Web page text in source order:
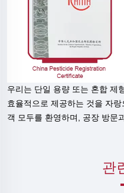
우리는 단일 용량 또는 혼합 제
효율적으로 제공하는 것을 자
객 모두를 환영하며, 공장 방문
관